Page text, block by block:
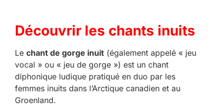
Découvrir les chants inuits
Le chant de gorge inuit (également appelé « jeu
vocal » ou « jeu de gorge ») est un chant
diphonique ludique pratiqué en duo par les
femmes inuits dans l’Arctique canadien et au
Groenland.